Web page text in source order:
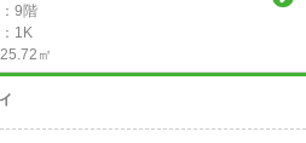
9階
1K
㎡